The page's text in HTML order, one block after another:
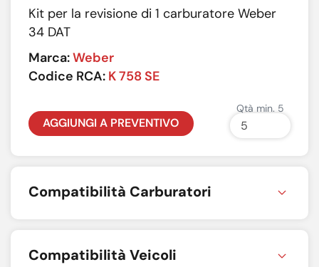
Kit per la revisione di 1 carburatore Weber
34 DAT
Marca:Weber
Codice RCA: K 758 SE
AGGIUNGI A PREVENTIVO
Qtà min. 5
Compatibilità Carburatori
Compatibilità Veicoli